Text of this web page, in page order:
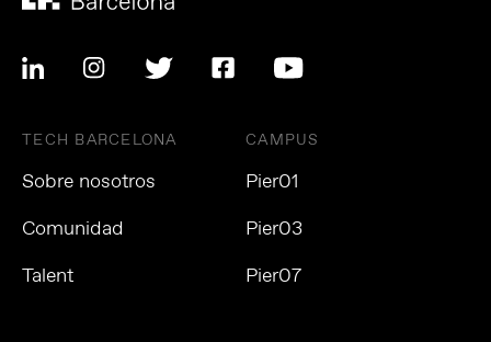
TECH BARCELONA
Sobre nosotros
Comunidad
Talent
CAMPUS
Pier01
Pier03
Pier07